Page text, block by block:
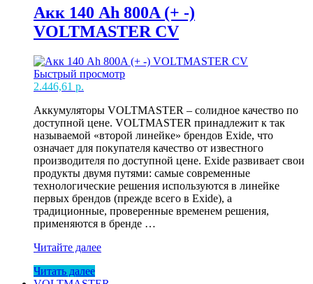
+)
VOLTMASTER
CV
Акк 140 Ah 800A (+ -)
VOLTMASTER CV
Быстрый просмотр
2.446,61 р.
Аккумуляторы VOLTMASTER – солидное качество по
доступной цене. VOLTMASTER принадлежит к так
называемой «второй линейке» брендов Exide, что
означает для покупателя качество от известного
производителя по доступной цене. Exide развивает свои
продукты двумя путями: самые современные
технологические решения используются в линейке
первых брендов (прежде всего в Exide), а
традиционные, проверенные временем решения,
применяются в бренде …
Акк
Ah
Читайте далее
Читать далее